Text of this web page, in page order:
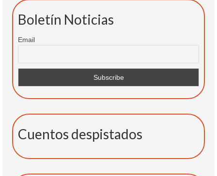
Boletín Noticias
Email
Cuentos despistados